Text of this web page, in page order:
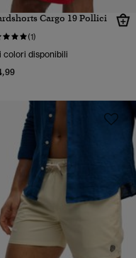
Cargo 19 Pollici
(1)
colori disponibili